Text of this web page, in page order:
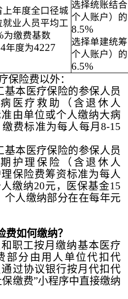
上年度全口径城
就业人员平均工
为缴费基数
年度为4227
选择统账结
个人账户）
8.5%
选择单建统
个人账户）
6.5%
保险费以外：
基本医疗保险的参保人员
医疗救助（含退休人
由单位或个人缴纳大病
费标准为每人每月 8-15
基本医疗保险的参保人员
护理保险（含退休人
保险费筹资标准为每人
缴纳20元，医保基金15
个人缴纳部分在在每年元
费如何缴纳？
职工按月缴纳基本医疗
部分由用人单位代扣代
过协议银行按月代扣代
缴费”小程序中直接缴纳